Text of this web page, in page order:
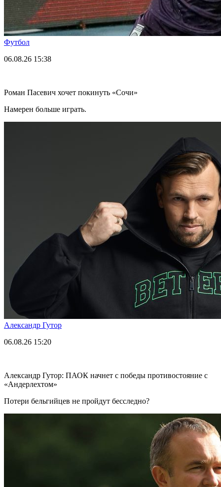
Футбол
06.08.26 15:38
Роман Пасевич хочет покинуть «Сочи»
Намерен больше играть.
Александр Гутор
06.08.26 15:20
Александр Гутор: ПАОК начнет с победы противостояние с
«Андерлехтом»
Потери бельгийцев не пройдут бесследно?